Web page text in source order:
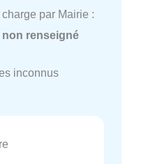
charge par Mairie :
non renseigné
inconnus